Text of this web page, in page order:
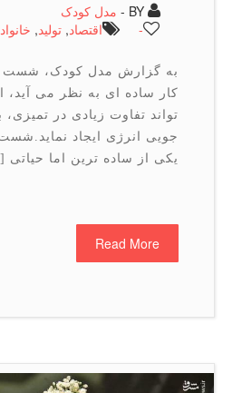
مدل کودک
اقتصاد,تولید,خانواده, شیر
به گزارش مدل کودک، شست وشوی
کار ساده ای به نظر می آید، اما
تواند تفاوت زیادی در تمیزی،
جویی انرژی ایجاد نماید.شست
یکی از ساده ترین اما حیاتی […]
Read More